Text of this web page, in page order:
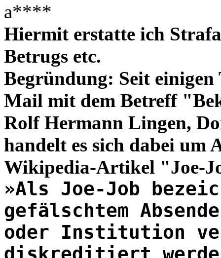
a****
Hiermit erstatte ich
Betrugs etc.
Begründung: Seit
Mail mit dem Betreff
Rolf Hermann Lingen,
handelt es sich dabei um
Wikipedia-Artikel "Joe-
»Als Joe-Job
gefälschtem
oder Institution